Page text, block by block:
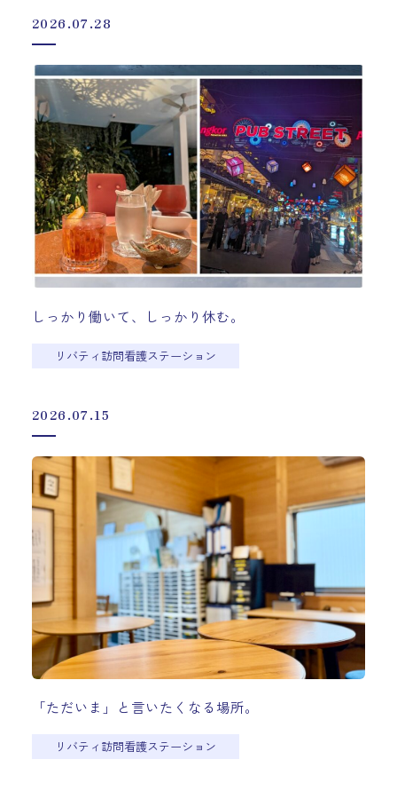
2026.07.28
しっかり働いて、しっかり休む。
リバティ訪問看護ステーション
2026.07.15
「ただいま」と言いたくなる場所。
リバティ訪問看護ステーション